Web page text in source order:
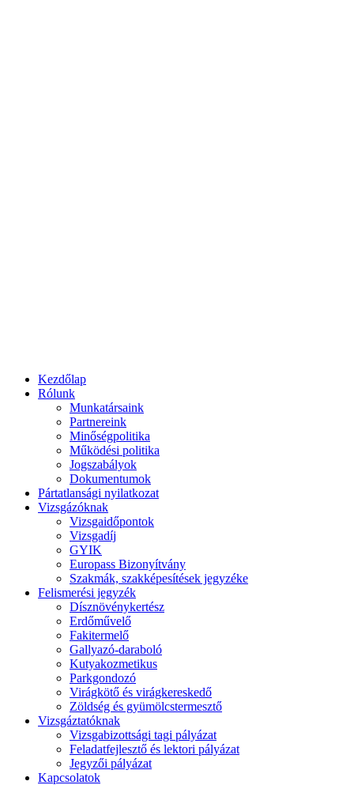
Kezdőlap
Rólunk
Munkatársaink
Partnereink
Minőségpolitika
Működési politika
Jogszabályok
Dokumentumok
Pártatlansági nyilatkozat
Vizsgázóknak
Vizsgaidőpontok
Vizsgadíj
GYIK
Europass Bizonyítvány
Szakmák, szakképesítések jegyzéke
Felismerési jegyzék
Dísznövénykertész
Erdőművelő
Fakitermelő
Gallyazó-daraboló
Kutyakozmetikus
Parkgondozó
Virágkötő és virágkereskedő
Zöldség és gyümölcstermesztő
Vizsgáztatóknak
Vizsgabizottsági tagi pályázat
Feladatfejlesztő és lektori pályázat
Jegyzői pályázat
Kapcsolatok